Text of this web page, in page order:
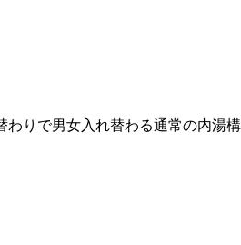
わりで男女入れ替わる通常の内湯構